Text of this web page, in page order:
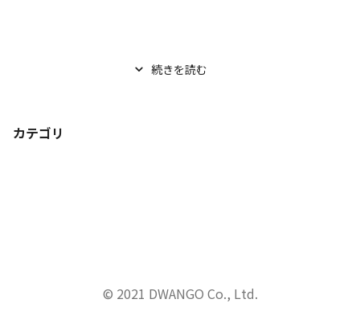
続きを読む
カテゴリ
© 2021 DWANGO Co., Ltd.